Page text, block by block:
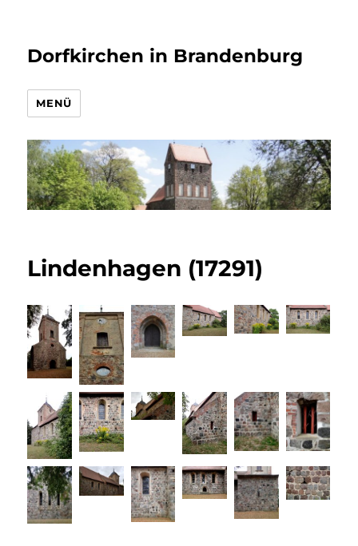
Dorfkirchen in Brandenburg
MENÜ
Lindenhagen (17291)